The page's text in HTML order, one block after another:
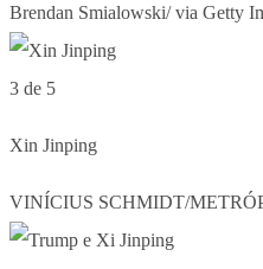
Brendan Smialowski/ via Getty
3 de 5
Xin Jinping
VINÍCIUS SCHMIDT/